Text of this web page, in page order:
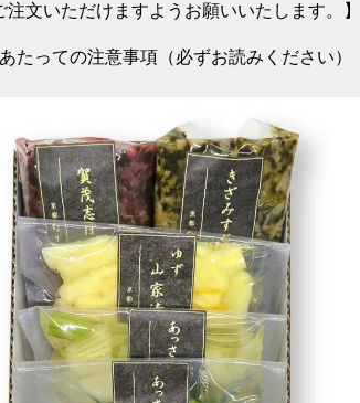
注文いただけますようお願いいたします。】
たっての注意事項（必ずお読みください）